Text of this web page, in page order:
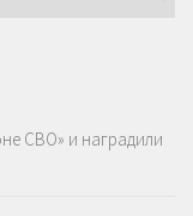
СВО» и наградили